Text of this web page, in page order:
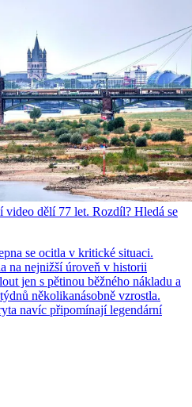
video dělí 77 let. Rozdíl? Hledá se
se ocitla v kritické situaci.
na nejnižší úroveň v historii
jen s pětinou běžného nákladu a
několikanásobně vzrostla.
navíc připomínají legendární